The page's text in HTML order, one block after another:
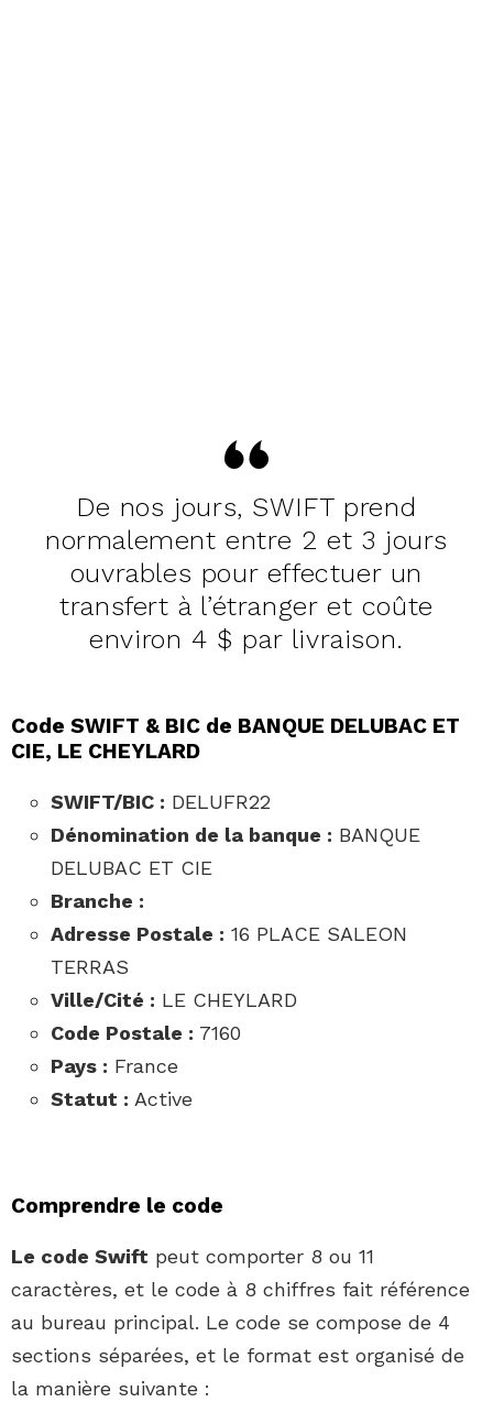
De nos jours, SWIFT prend
normalement entre 2 et 3 jours
ouvrables pour effectuer un
transfert à l’étranger et coûte
environ 4 $ par livraison.
Code SWIFT & BIC de BANQUE DELUBAC ET
CIE, LE CHEYLARD
SWIFT/BIC : DELUFR22
Dénomination de la banque : BANQUE
DELUBAC ET CIE
Branche :
Adresse Postale : 16 PLACE SALEON
TERRAS
Ville/Cité : LE CHEYLARD
Code Postale : 7160
Pays : France
Statut : Active
Comprendre le code
Le code Swift peut comporter 8 ou 11
caractères, et le code à 8 chiffres fait référence
au bureau principal. Le code se compose de 4
sections séparées, et le format est organisé de
la manière suivante :